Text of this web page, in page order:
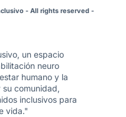
- All rights reserved -
un espacio
neuro
humano y la
su comunidad,
inclusivos para
vida."